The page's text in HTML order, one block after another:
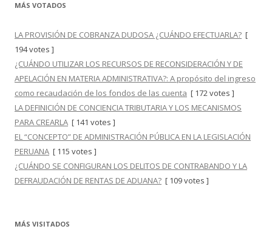
MÁS VOTADOS
LA PROVISIÓN DE COBRANZA DUDOSA ¿CUÁNDO EFECTUARLA? [
194 votes ]
¿CUÁNDO UTILIZAR LOS RECURSOS DE RECONSIDERACIÓN Y DE
APELACIÓN EN MATERIA ADMINISTRATIVA?: A propósito del ingreso
como recaudación de los fondos de las cuenta [ 172 votes ]
LA DEFINICIÓN DE CONCIENCIA TRIBUTARIA Y LOS MECANISMOS
PARA CREARLA [ 141 votes ]
EL “CONCEPTO” DE ADMINISTRACIÓN PÚBLICA EN LA LEGISLACIÓN
PERUANA [ 115 votes ]
¿CUÁNDO SE CONFIGURAN LOS DELITOS DE CONTRABANDO Y LA
DEFRAUDACIÓN DE RENTAS DE ADUANA? [ 109 votes ]
MÁS VISITADOS